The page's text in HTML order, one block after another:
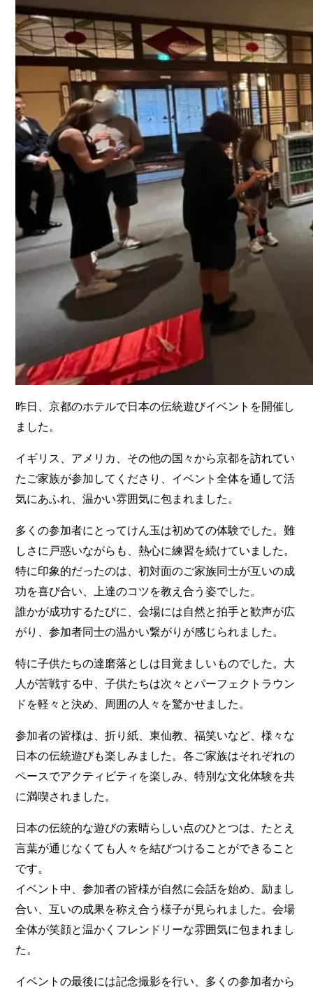
昨日、京都のホテルで日本の伝統遊びイベントを開催し
ました。
イギリス、アメリカ、その他の国々から京都を訪れてい
たご家族が参加してくださり、イベント全体を通して活
気にあふれ、温かい雰囲気に包まれました。
多くの参加者にとってけん玉は初めての体験でした。難
しさに戸惑いながらも、熱心に練習を続けていました。
特に印象的だったのは、初対面のご家族同士が互いの成
功を喜び合い、上達のコツを教え合う姿でした。
誰かが成功するたびに、会場には自然と拍手と歓声が広
がり、参加者同士の温かい繋がりが感じられました。
特に子供たちの達磨落としは目覚ましいものでした。大
人が苦戦する中、子供たちは次々とパーフェクトラウン
ドを軽々と決め、周囲の人々を驚かせました。
参加者の皆様は、折り紙、東仙教、福笑いなど、様々な
日本の伝統遊びも楽しみました。各ご家族はそれぞれの
ペースでアクティビティを楽しみ、特別な文化体験を共
に満喫されました。
日本の伝統的な遊びの素晴らしい点のひとつは、たとえ
言葉が通じなくても人々を結びつけることができること
です。
イベント中、参加者の皆様が自然に会話を始め、励まし
合い、互いの成果を称え合う様子が見られました。会場
全体が笑顔と温かくフレンドリーな雰囲気に包まれまし
た。
イベントの最後には記念撮影を行い、多くの参加者から